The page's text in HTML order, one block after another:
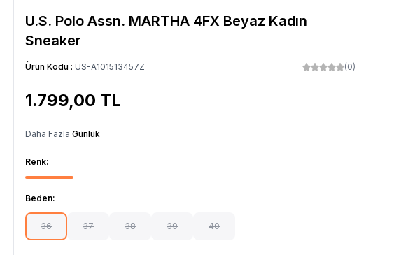
U.S. Polo Assn. MARTHA 4FX Beyaz Kadın
Sneaker
Ürün Kodu : US-A101513457Z (0)
1.799,00 TL
Daha Fazla Günlük
Renk:
Beden:
36 37 38 39 40